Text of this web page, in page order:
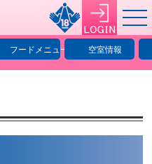
フードメニュー 空室情報